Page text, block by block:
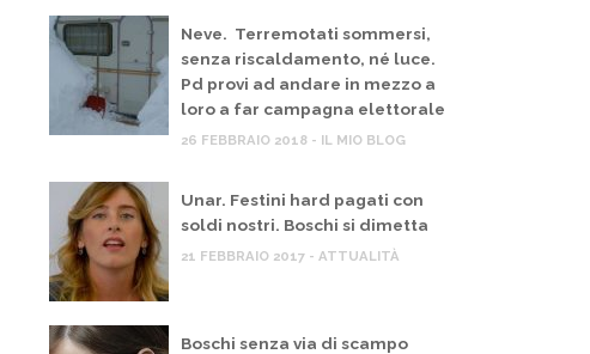
Neve. Terremotati sommersi,
senza riscaldamento, né luce.
Pd provi ad andare in mezzo a
loro a far campagna elettorale
26 FEBBRAIO 2018 - IL MIO BLOG
Unar. Festini hard pagati con
soldi nostri. Boschi si dimetta
21 FEBBRAIO 2017 - ATTUALITÀ
Boschi senza via di scampo